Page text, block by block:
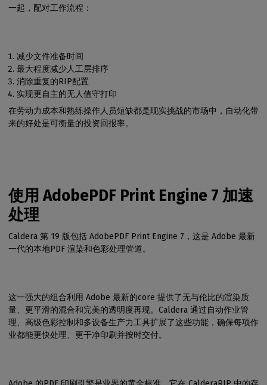
一起，配对工作流程：
减少文件准备时间
最大程度减少人工层排序
消除重复的RIP配置
实现更自主的无人值守打印
在劳动力成本和熟练操作人员短缺都是现实挑战的市场中，自动化带
来的好处是可衡量的投资回报率。
使用 AdobePDF Print Engine 7 加速
处理
Caldera 第 19 版包括 AdobePDF Print Engine 7，这是 Adobe 最新
一代的本地PDF 渲染和色彩处理管道。
这一强大的组合利用 Adobe 最新的core 提供了无与伦比的渲染质
量、更平滑的混合和完美的透明度再现。Caldera 通过自动作业管
理、高级色彩控制和多设备生产力工具扩展了这些功能，确保每项作
业都能更快处理、更干净印刷并按时交付。